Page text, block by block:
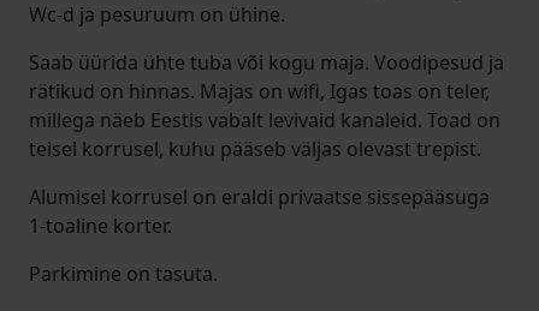
Wc-d ja pesuruum on ühine.
Saab üürida ühte tuba või kogu maja. Voodipesud ja
rätikud on hinnas. Majas on wifi, Igas toas on teler,
millega näeb Eestis vabalt levivaid kanaleid. Toad on
teisel korrusel, kuhu pääseb väljas olevast trepist.
Alumisel korrusel on eraldi privaatse sissepääsuga
1-toaline korter.
Parkimine on tasuta.